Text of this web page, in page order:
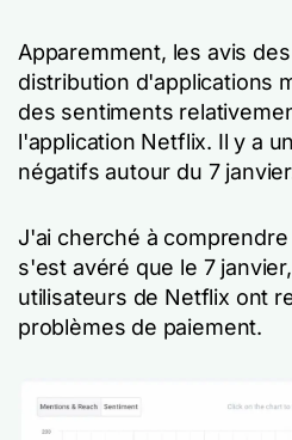
Apparemment, les avis
distribution d'applications
des sentiments
l'application Netflix. Il y a
négatifs autour du 7
J'ai cherché à comprendre
s'est avéré que le 7
utilisateurs de Netflix ont
problèmes de paiement.